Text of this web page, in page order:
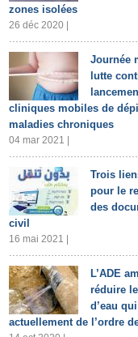
zones isolées
26 déc 2020 |
Journée
lutte
cliniques mobiles de
maladies chroniques
04 mar 2021 |
Trois
pour le
des
civil
16 mai 2021 |
L’ADE
réduire
d’eau
actuellement de l’ordre